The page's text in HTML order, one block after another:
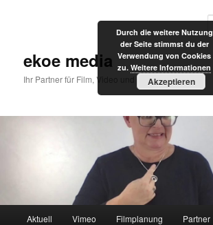
ekoe media
Ihr Partner für Film, Video und Internet
Aktuell Vimeo Filmplanung Partner
Durch die weitere Nutzung
der Seite stimmst du der
Verwendung von Cookies
zu. Weitere Informationen
Akzeptieren